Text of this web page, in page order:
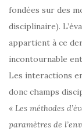
fondées sur des
disciplinaire).
appartient à ce
incontournable
Les interactions
donc champs
« Les méthodes
paramètres de